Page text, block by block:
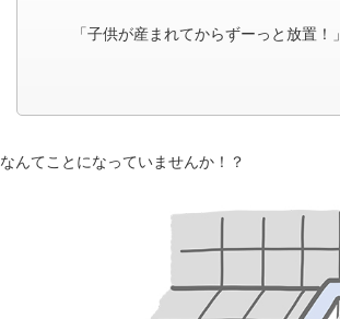
「子供が産まれてからずーっと放置！」
なんてことになっていませんか！？